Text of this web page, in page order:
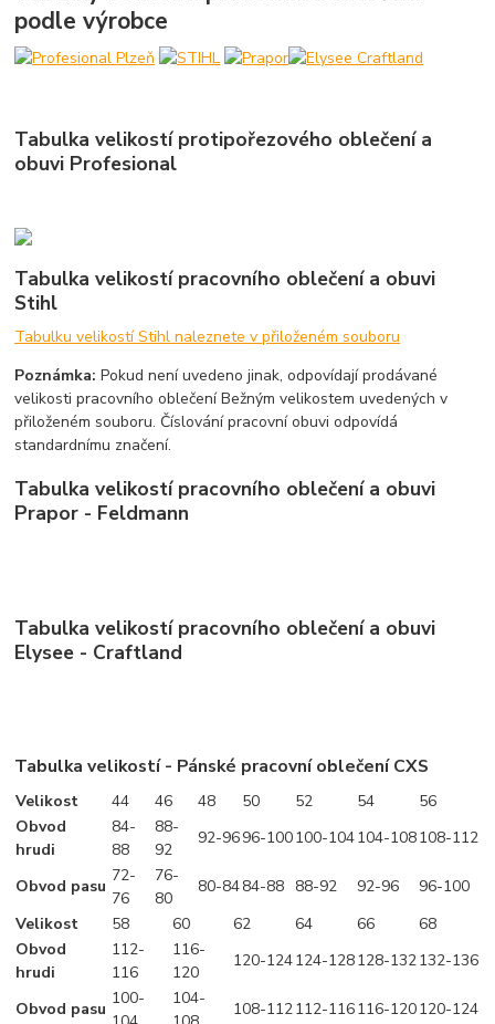
podle výrobce
Tabulka velikostí protipořezového oblečení a
obuvi Profesional
Tabulka velikostí pracovního oblečení a obuvi
Stihl
Tabulku velikostí Stihl naleznete v přiloženém souboru
Poznámka: Pokud není uvedeno jinak, odpovídají prodávané
velikosti pracovního oblečení Bežným velikostem uvedených v
přiloženém souboru. Číslování pracovní obuvi odpovídá
standardnímu značení.
Tabulka velikostí pracovního oblečení a obuvi
Prapor - Feldmann
Tabulka velikostí pracovního oblečení a obuvi
Elysee - Craftland
Tabulka velikostí - Pánské pracovní oblečení CXS
Velikost 44 46 48 50 52 54
56
Obvod
hrudi
84-
88
88-
92
92-9696-100100-104104-108108-112
Obvod pasu
72-
76
76-
80
80-8484-88 88-92 92-96
96-100
Velikost
58 60 62 64 66
68
Obvod
hrudi
112-
116
116-
120
120-124124-128128-132132-136
Obvod pasu
100-
104-
108-112112-116116-120120-124